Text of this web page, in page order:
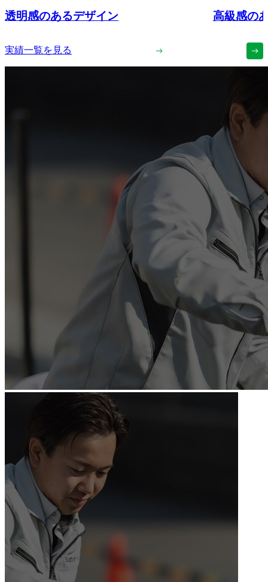
透明感のあるデザイン 高級感の
実績一覧を見る